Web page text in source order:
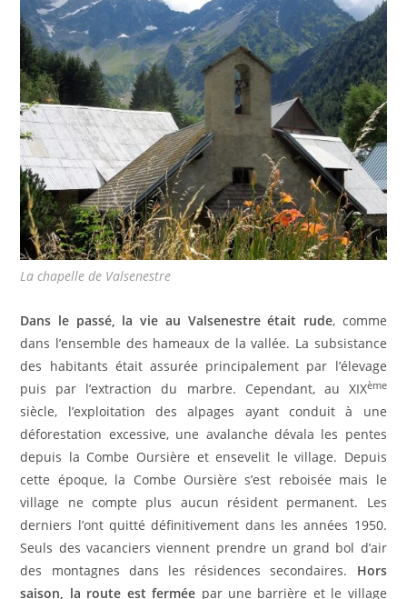
La chapelle de Valsenestre
Dans le passé, la vie au Valsenestre était rude, comme
dans l’ensemble des hameaux de la vallée. La subsistance
des habitants était assurée principalement par l’élevage
puis par l’extraction du marbre. Cependant, au XIXème
siècle, l’exploitation des alpages ayant conduit à une
déforestation excessive, une avalanche dévala les pentes
depuis la Combe Oursière et ensevelit le village. Depuis
cette époque, la Combe Oursière s’est reboisée mais le
village ne compte plus aucun résident permanent. Les
derniers l’ont quitté définitivement dans les années 1950.
Seuls des vacanciers viennent prendre un grand bol d’air
des montagnes dans les résidences secondaires. Hors
saison, la route est fermée par une barrière et le village